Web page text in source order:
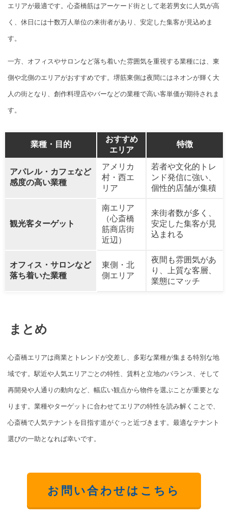
エリアが最適です。心斎橋筋はアーケード街として老若男女に人気が高
く、休日には十数万人単位の来街者があり、安定した集客が見込めま
す。
一方、オフィスやサロンなど落ち着いた雰囲気を重視する業種には、東
側や北側のエリアがおすすめです。堺筋東側は夜間にはネオンが輝く大
人の街となり、創作料理店やバーなどの業種で高い客単価が期待されま
す。
業種・目的
おすすめ
エリア
特徴
アパレル・カフェなど
感度の高い業種
アメリカ
村・西エ
リア
若者や文化的トレ
ンド発信に強い、
個性的店舗が集積
観光客ターゲット
南エリア
（心斎橋
筋商店街
近辺）
来街者数が多く、
安定した集客が見
込まれる
オフィス・サロンなど
落ち着いた業種
東側・北
側エリア
夜間も雰囲気があ
り、上質な客層、
業態にマッチ
まとめ
心斎橋エリアは商業とトレンドが交差し、多彩な業種が集まる特別な地
域です。駅近や人気エリアごとの特性、賃料と立地のバランス、そして
再開発や人通りの動向など、幅広い観点から物件を選ぶことが重要とな
ります。業種やターゲットに合わせてエリアの特性を読み解くことで、
心斎橋で人気テナントを目指す道がぐっと近づきます。最適なテナント
選びの一助となれば幸いです。
お問い合わせはこちら